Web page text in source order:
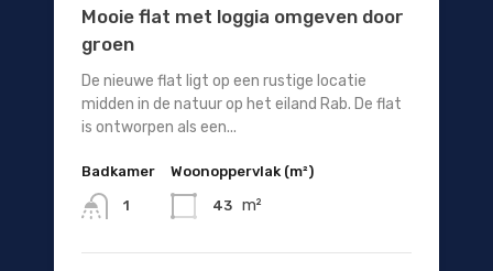
Mooie flat met loggia omgeven door
groen
De nieuwe flat ligt op een rustige locatie
midden in de natuur op het eiland Rab. De flat
is ontworpen als een...
Badkamer
1
Woonoppervlak (m²)
43 m²